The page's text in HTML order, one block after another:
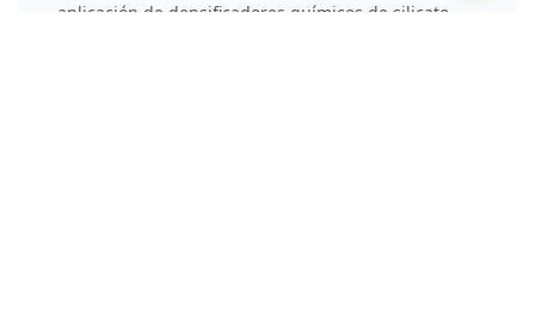
aplicación de densificadores químicos de silicato